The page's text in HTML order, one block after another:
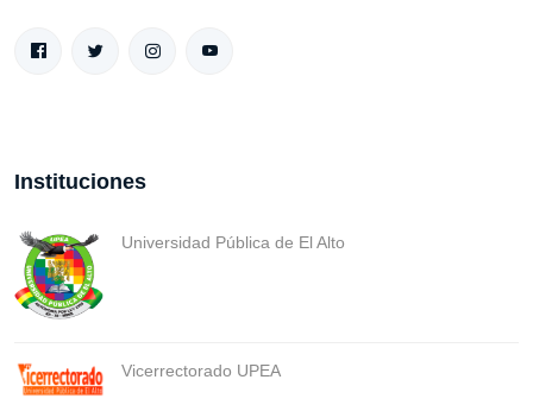
Instituciones
Universidad Pública de El Alto
Vicerrectorado UPEA